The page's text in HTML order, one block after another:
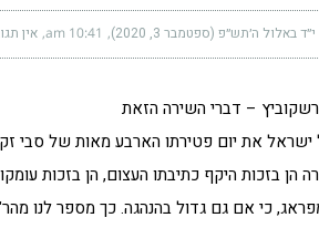
י״ד באלול ה׳תש״פ (ספטמבר 3, 2020) 10:41 am אין
– דברי השירה הזאת
ישראל את יום פטירתו הארבע מאות של סבי
הן בזכות היקף כתיבתו העצום, הן בזכות
כי אם גם גדול בהנהגה. כך מספר לנו